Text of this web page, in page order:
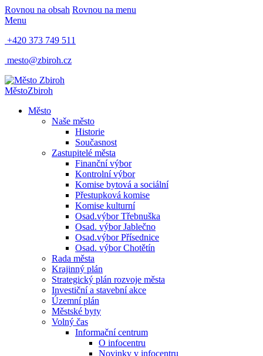
Rovnou na obsah Rovnou na menu
Menu
+420 373 749 511
mesto@zbiroh.cz
MěstoZbiroh
Město
Naše město
Historie
Současnost
Zastupitelé města
Finanční výbor
Kontrolní výbor
Komise bytová a sociální
Přestupková komise
Komise kulturní
Osad.výbor Třebnuška
Osad. výbor Jablečno
Osad.výbor Přísednice
Osad. výbor Chotětín
Rada města
Krajinný plán
Strategický plán rozvoje města
Investiční a stavební akce
Územní plán
Městské byty
Volný čas
Informační centrum
O infocentru
Novinky v infocentru